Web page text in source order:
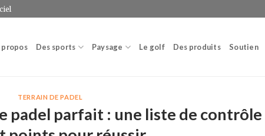
propos Des sports Paysage Le golf Des produits Soutien
TERRAIN DE PADEL
padel parfait : une liste de contrôle